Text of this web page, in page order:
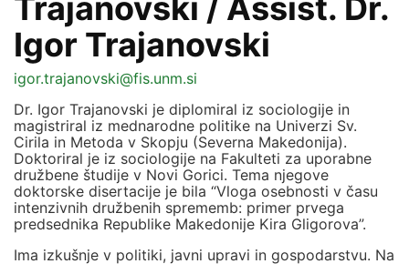
Trajanovski / Assist. Dr.
Igor Trajanovski
igor.trajanovski@fis.unm.si
Dr. Igor Trajanovski je diplomiral iz sociologije in
magistriral iz mednarodne politike na Univerzi Sv.
Cirila in Metoda v Skopju (Severna Makedonija).
Doktoriral je iz sociologije na Fakulteti za uporabne
družbene študije v Novi Gorici. Tema njegove
doktorske disertacije je bila “Vloga osebnosti v času
intenzivnih družbenih sprememb: primer prvega
predsednika Republike Makedonije Kira Gligorova”.
Ima izkušnje v politiki, javni upravi in gospodarstvu. Na